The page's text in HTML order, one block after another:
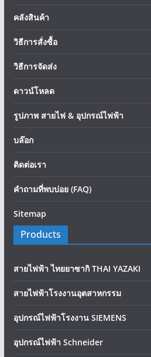
คลังสินค้า
วิธีการสั่งซื้อ
วิธีการจัดส่ง
ดาวน์โหลด
รูปภาพ สายไฟ & อุปกรณ์ไฟฟ้า
บล๊อก
ติดต่อเรา
คำถามที่พบบ่อย (FAQ)
Sitemap
Products
สายไฟฟ้า ไทยยาซากิ THAI YAZAKI
สายไฟฟ้าโรงงานอุตสาหกรรม
อุปกรณ์ไฟฟ้าโรงงาน SIEMENS
อุปกรณ์ไฟฟ้า Schneider